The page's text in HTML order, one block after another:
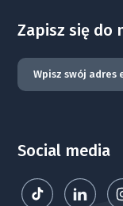
Zapisz się do
Social media